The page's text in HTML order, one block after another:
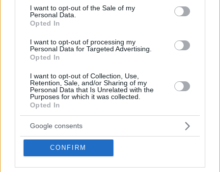
consent section.
I want to opt-out of the Sale of my
Personal Data.
Opted In
I want to opt-out of processing my
Personal Data for Targeted Advertising.
Opted In
I want to opt-out of Collection, Use,
Retention, Sale, and/or Sharing of my
Personal Data that Is Unrelated with the
Purposes for which it was collected.
Opted In
Google consents
CONFIRM
Κοινοποιήστε
Οπισθόφυλλο εφημερίδας Μακελειό